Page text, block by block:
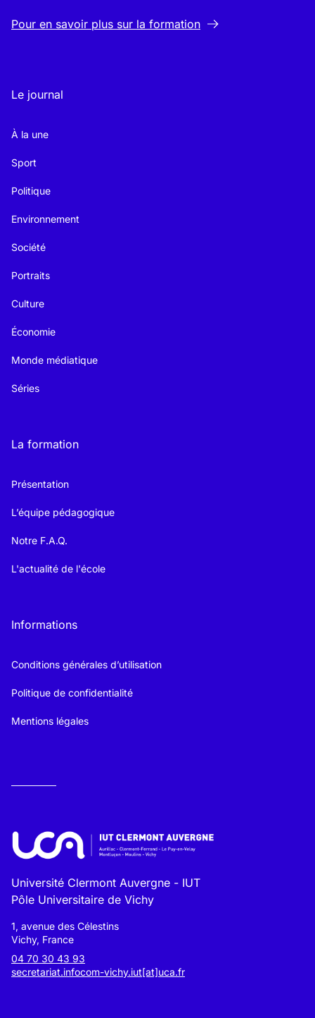
Pour en savoir plus sur la formation
Le journal
À la une
Sport
Politique
Environnement
Société
Portraits
Culture
Économie
Monde médiatique
Séries
La formation
Présentation
L’équipe pédagogique
Notre F.A.Q.
L'actualité de l'école
Informations
Conditions générales d’utilisation
Politique de confidentialité
Mentions légales
Université Clermont Auvergne - IUT
Pôle Universitaire de Vichy
1, avenue des Célestins
Vichy, France
04 70 30 43 93
secretariat.infocom-vichy.iut[at]uca.fr